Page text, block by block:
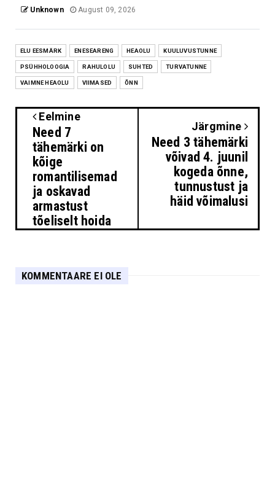
Unknown August 09, 2026
ELU EESMÄRK ENESEARENG HEAOLU KUULUVUSTUNNE
PSÜHHOLOOGIA RAHULOLU SUHTED TURVATUNNE
VAIMNE HEAOLU VIIMASED ÕNN
Eelmine
Need 7
tähemärki on
kõige
romantilisemad
ja oskavad
armastust
tõeliselt hoida
Järgmine
Need 3 tähemärki
võivad 4. juunil
kogeda õnne,
tunnustust ja
häid võimalusi
KOMMENTAARE EI OLE